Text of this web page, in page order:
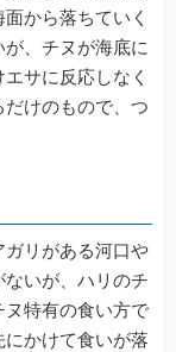
から落ちていく
、チヌが海底に
サに反応しなく
けのもので、つ
リがある河口や
いが、ハリのチ
特有の食い方で
かけて食いが落